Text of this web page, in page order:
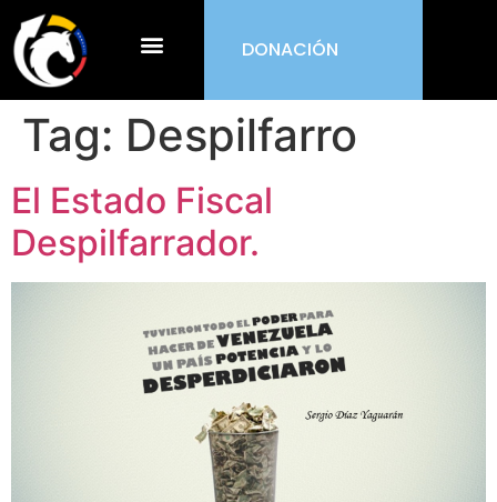
DONACIÓN
Tag: Despilfarro
El Estado Fiscal
Despilfarrador.